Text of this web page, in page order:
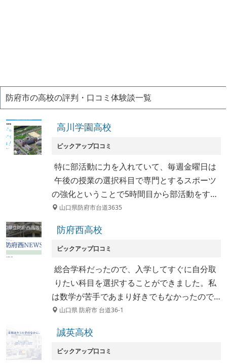
防府市の高校の評判・口コミ体験談一覧
高川学園高校
ピックアップ口コミ
特に部活動に力を入れていて、毎週金曜日は
午後の授業の選択科目で専門とするスポーツ
の強化ということで5時間目から部活動をす…
山口県防府市台道3635
防府西高校
ピックアップ口コミ
総合学科だったので、入学してすぐに自分取
りたい科目を選択することができました。私
は数学が苦手であまり好きでもなかったので…
山口県 防府市 台道36-1
誠英高校
ピックアップ口コミ